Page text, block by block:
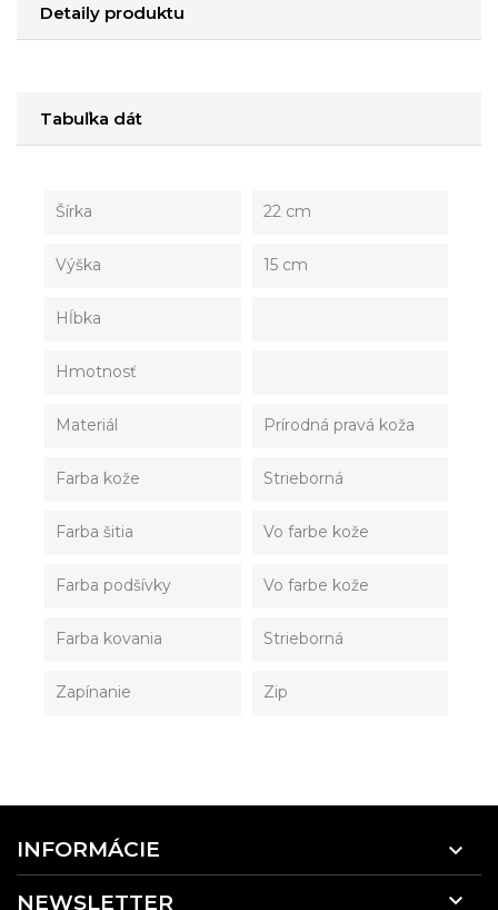
Detaily produktu
Tabuľka dát
Šírka 22 cm
Výška 15 cm
Hĺbka
Hmotnosť
Materiál Prírodná pravá koža
Farba kože Strieborná
Farba šitia Vo farbe kože
Farba podšívky Vo farbe kože
Farba kovania Strieborná
Zapínanie Zip
INFORMÁCIE 
NEWSLETTER 